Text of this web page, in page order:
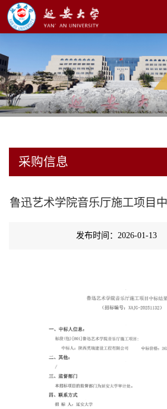
采购信息
鲁迅艺术学院音乐厅施工项目
发布时间：2026-01-13